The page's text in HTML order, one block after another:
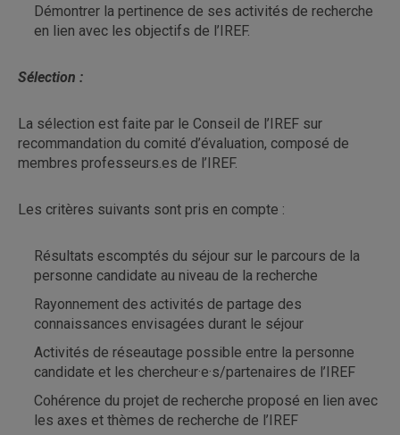
Démontrer la pertinence de ses activités de recherche
en lien avec les objectifs de l’IREF.
Sélection :
La sélection est faite par le Conseil de l’IREF sur
recommandation du comité d’évaluation, composé de
membres professeurs.es de l’IREF.
Les critères suivants sont pris en compte :
Résultats escomptés du séjour sur le parcours de la
personne candidate au niveau de la recherche
Rayonnement des activités de partage des
connaissances envisagées durant le séjour
Activités de réseautage possible entre la personne
candidate et les chercheur·e·s/partenaires de l’IREF
Cohérence du projet de recherche proposé en lien avec
les axes et thèmes de recherche de l’IREF